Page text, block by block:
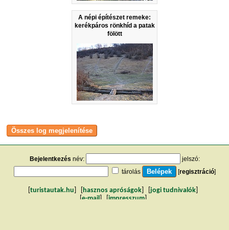
A népi építészet remeke:
kerékpáros rönkhíd a patak
fölött
Bejelentkezés név:
jelszó:
tárolás
[regisztráció]
turistautak.hu hasznos apróságok jogi tudnivalók
[e-mail] [impresszum]